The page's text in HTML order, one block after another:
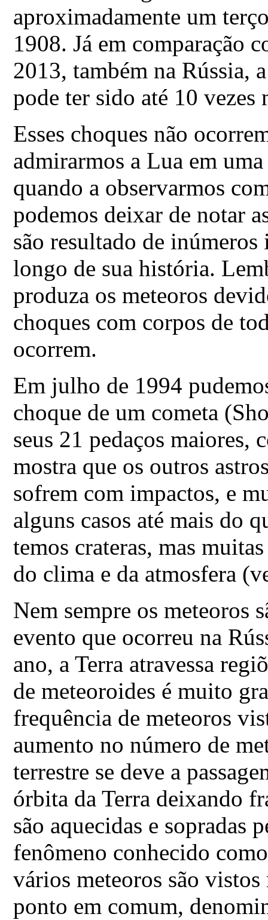
aproximadamente um
1908. Já em comparação
2013, também na Rússia,
pode ter sido até 10 vezes
Esses choques não
admirarmos a Lua em
quando a observarmos
podemos deixar de notar
são resultado de
longo de sua história.
produza os meteoros
choques com corpos de
ocorrem.
Em julho de 1994
choque de um cometa
seus 21 pedaços maiores,
mostra que os outros
sofrem com impactos, e
alguns casos até mais do
temos crateras, mas
do clima e da atmosfera
Nem sempre os meteoros
evento que ocorreu na
ano, a Terra atravessa
de meteoroides é muito
frequência de meteoros
aumento no número de
terrestre se deve a
órbita da Terra deixando
são aquecidas e sopradas
fenômeno conhecido
vários meteoros são
ponto em comum,